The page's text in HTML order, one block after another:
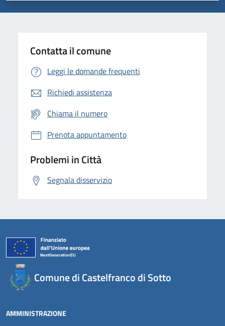
Contatta il comune
Leggi le domande frequenti
Richiedi assistenza
Chiama il numero
Prenota appuntamento
Problemi in Città
Segnala disservizio
Comune di Castelfranco di Sotto
AMMINISTRAZIONE